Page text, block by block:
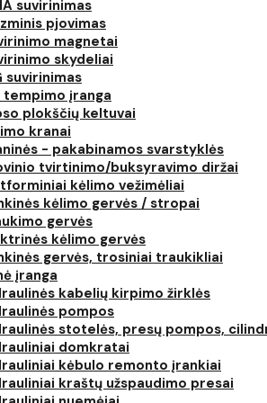
suvirinimas
pjovimas
magnetai
skydeliai
suvirinimas
tempimo įranga
plokščių keltuvai
kranai
- pakabinamos svarstyklės
tvirtinimo/buksyravimo diržai
kėlimo vežimėliai
kėlimo gervės / stropai
gervės
kėlimo gervės
gervės, trosiniai traukikliai
įranga
kabelių kirpimo žirklės
pompos
stotelės, presų pompos,
domkratai
kėbulo remonto įrankiai
kraštų užspaudimo presai